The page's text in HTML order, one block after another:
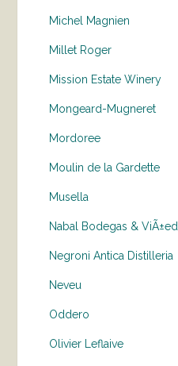
Michel Magnien
Millet Roger
Mission Estate Winery
Mongeard-Mugneret
Mordoree
Moulin de la Gardette
Musella
Nabal Bodegas &
Negroni Antica Distilleria
Neveu
Oddero
Olivier Leflaive